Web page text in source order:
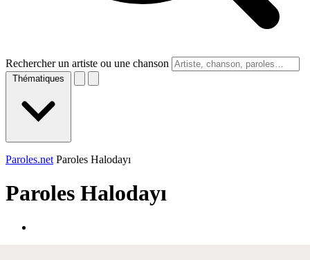
Rechercher un artiste ou une chanson
Thématiques
Paroles.net Paroles Halodayı
Paroles Halodayı